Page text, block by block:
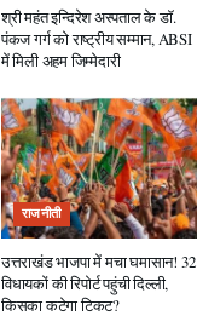
श्री महंत इन्दिरेश अस्पताल के डॉ.
पंकज गर्ग को राष्ट्रीय सम्मान, ABSI
में मिली अहम जिम्मेदारी
राजनीती
उत्तराखंड भाजपा में मचा घमासान! 32
विधायकों की रिपोर्ट पहुंची दिल्ली,
किसका कटेगा टिकट?